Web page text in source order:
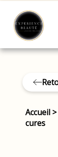
Accueil >
cures